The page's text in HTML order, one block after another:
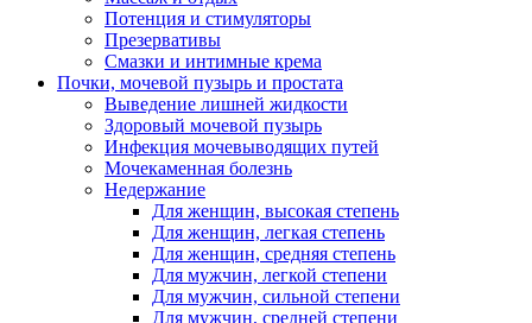
Потенция и стимуляторы
Презервативы
Смазки и интимные крема
Почки, мочевой пузырь и простата
Выведение лишней жидкости
Здоровый мочевой пузырь
Инфекция мочевыводящих путей
Мочекаменная болезнь
Недержание
Для женщин, высокая степень
Для женщин, легкая степень
Для женщин, средняя степень
Для мужчин, легкой степени
Для мужчин, сильной степени
Для мужчин, средней степени